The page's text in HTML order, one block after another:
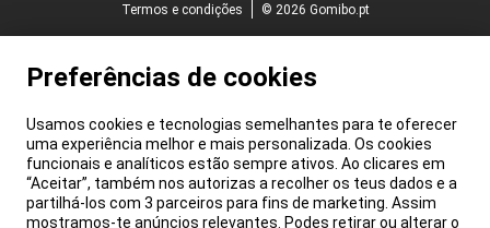
Termos e condições
© 2026 Gomibo.pt
Preferências de cookies
Usamos cookies e tecnologias semelhantes para te oferecer
uma experiência melhor e mais personalizada. Os cookies
funcionais e analíticos estão sempre ativos. Ao clicares em
“Aceitar”, também nos autorizas a recolher os teus dados e a
partilhá-los com 3 parceiros para fins de marketing. Assim
mostramos-te anúncios relevantes. Podes retirar ou alterar o